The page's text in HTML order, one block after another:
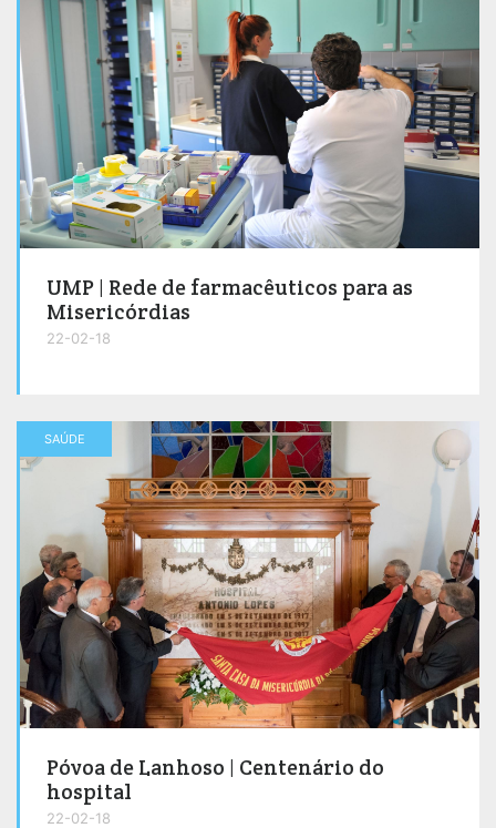
UMP | Rede de farmacêuticos para as
Misericórdias
22-02-18
SAÚDE
Póvoa de Lanhoso | Centenário do
hospital
22-02-18